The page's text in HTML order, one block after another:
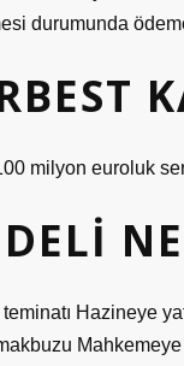
durumunda
milyon euroluk
Hazineye